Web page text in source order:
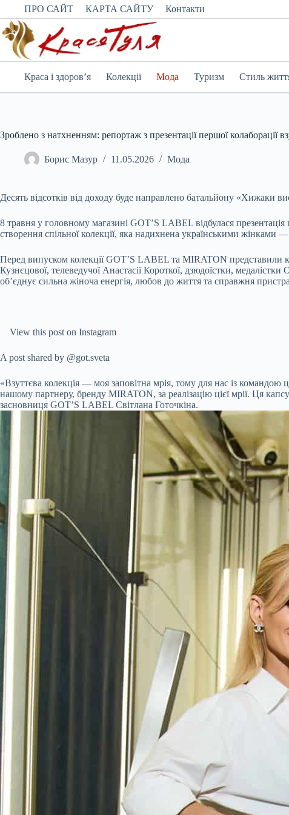
Перейти
вмісту
ПРО САЙТ КАРТА САЙТУ Контакти
Краса і здоров’я Колекції Мода Туризм Стиль
Зроблено з натхненням: репортаж з презентації першої
Борис Мазур 11.05.2026 Мода
Десять відсотків від доходу буде направлено батальйону «Хижаки
8 травня у головному магазині GOT’S LABEL відбулася
створення спільної колекції, яка надихнена українськими
Перед випуском колекції GOT’S LABEL та MIRATON представили
Кузнєцової, телеведучої Анастасії Короткої, дзюдоїстки,
об’єднує сильна жіноча енергія, любов до життя та справжня
View this post on Instagram
A post shared by @got.sveta
«Взуттєва колекція — моя заповітна мрія, тому для нас із
нашому партнеру, бренду MIRATON, за реалізацію цієї мрії. Ця
засновниця GOT’S LABEL Світлана Готочкіна.